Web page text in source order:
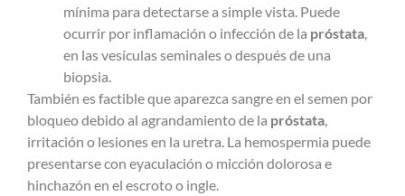
mínima para detectarse a simple vista. Puede
ocurrir por inflamación o infección de la próstata,
en las vesículas seminales o después de una
biopsia.
También es factible que aparezca sangre en el semen por
bloqueo debido al agrandamiento de la próstata,
irritación o lesiones en la uretra. La hemospermia puede
presentarse con eyaculación o micción dolorosa e
hinchazón en el escroto o ingle.